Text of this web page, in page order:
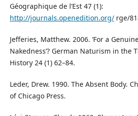
Géographique de l’Est 47 (1):
http://journals.openedition.org/rge/
Jefferies, Matthew. 2006. ‘For a
Nakedness’? German Naturism in the
History 24 (1) 62–84.
Leder, Drew. 1990. The Absent Body.
of Chicago Press.